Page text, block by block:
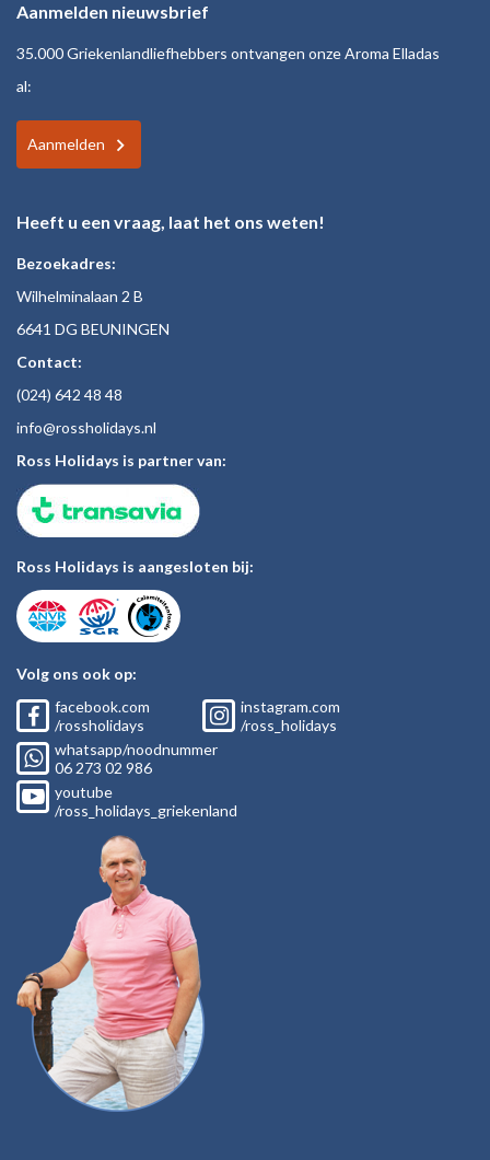
Aanmelden nieuwsbrief
35.000 Griekenlandliefhebbers ontvangen onze Aroma Elladas
al:
Aanmelden
Heeft u een vraag, laat het ons weten!
Bezoekadres:
Wilhelminalaan 2 B
6641 DG BEUNINGEN
Contact:
(024) 642 48 48
info@rossholidays.nl
Ross Holidays is partner van:
Ross Holidays is aangesloten bij:
Volg ons ook op:
facebook.com
/rossholidays
instagram.com
/ross_holidays
whatsapp/noodnummer
06 273 02 986
youtube
/ross_holidays_griekenland